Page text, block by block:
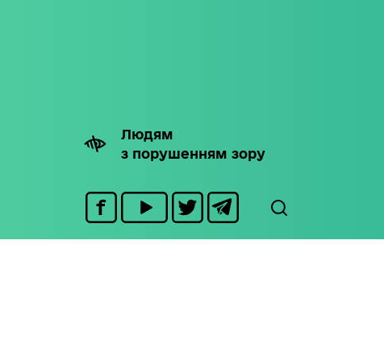
Людям
з порушенням зору